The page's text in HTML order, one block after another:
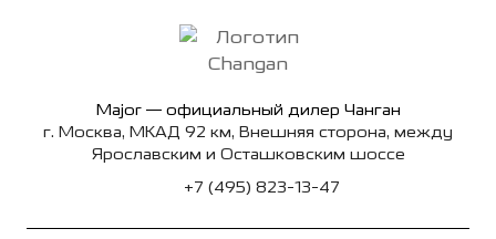
Major — официальный дилер Чанган
г. Москва, МКАД 92 км, Внешняя сторона, между
Ярославским и Осташковским шоссе
+7 (495) 823-13-47